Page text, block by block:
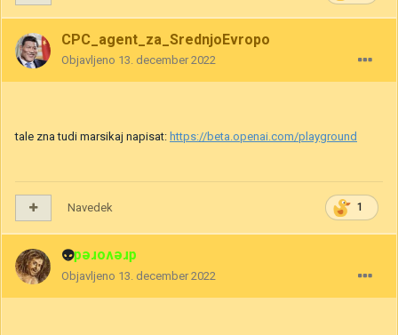
CPC_agent_za_SrednjoEvropo
Objavljeno 13. december 2022
tale zna tudi marsikaj napisat: https://beta.openai.com/playground
1
Navedek
👽drevored
Objavljeno 13. december 2022